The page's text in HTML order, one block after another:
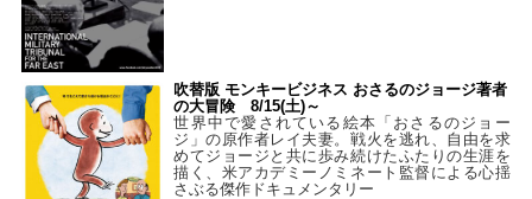
吹替版 モンキービジネス おさるのジョージ著者
の大冒険 8/15(土)～
世界中で愛されている絵本「おさるのジョー
ジ」の原作者レイ夫妻。戦火を逃れ、自由を求
めてジョージと共に歩み続けたふたりの生涯を
描く、米アカデミーノミネート監督による心揺
さぶる傑作ドキュメンタリー